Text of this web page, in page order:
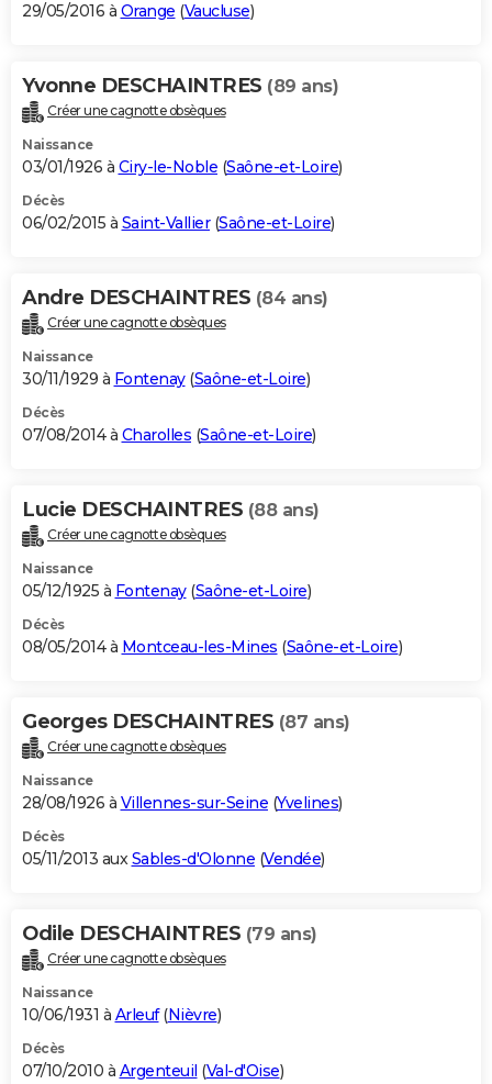
29/05/2016 à Orange (Vaucluse)
Yvonne DESCHAINTRES (89 ans)
Créer une cagnotte obsèques
Naissance
03/01/1926 à Ciry-le-Noble (Saône-et-Loire)
Décès
06/02/2015 à Saint-Vallier(Saône-et-Loire)
Andre DESCHAINTRES (84 ans)
Créer une cagnotte obsèques
Naissance
30/11/1929 à Fontenay(Saône-et-Loire)
Décès
07/08/2014 à Charolles (Saône-et-Loire)
Lucie DESCHAINTRES (88 ans)
Créer une cagnotte obsèques
Naissance
05/12/1925 à Fontenay(Saône-et-Loire)
Décès
08/05/2014 à Montceau-les-Mines (Saône-et-Loire)
Georges DESCHAINTRES (87 ans)
Créer une cagnotte obsèques
Naissance
28/08/1926 à Villennes-sur-Seine (Yvelines)
Décès
05/11/2013 auxSables-d'Olonne (Vendée)
Odile DESCHAINTRES (79 ans)
Créer une cagnotte obsèques
Naissance
10/06/1931 à Arleuf(Nièvre)
Décès
07/10/2010 à Argenteuil (Val-d'Oise)